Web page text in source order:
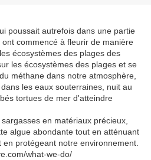
poussait autrefois dans une partie
commencé à fleurir de manière
écosystèmes des plages des
les écosystèmes des plages et se
méthane dans notre atmosphère,
les eaux souterraines, nuit au
tortues de mer d'atteindre
en matériaux précieux,
algue abondante tout en atténuant
protégeant notre environnement.
what-we-do/